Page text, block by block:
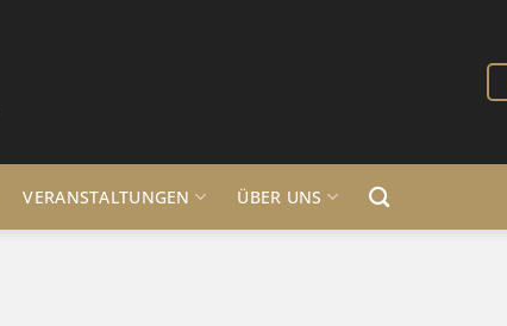
VERANSTALTUNGEN ÜBER UNS